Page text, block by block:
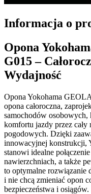
Informacja o
Opona
G015 –
Wydajność
Opona Yokohama
opona całoroczna,
samochodów
komfortu jazdy przez
pogodowych. Dzięki
innowacyjnej
stanowi idealne
nawierzchniach, a także
to optymalne rozwiązanie
i nie chcą zmieniać opon
bezpieczeństwa i osiągów.